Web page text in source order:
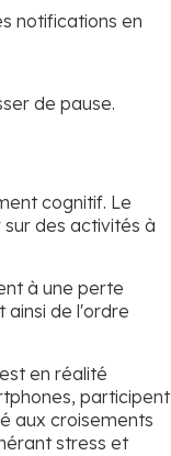
notifications en
de pause.
cognitif. Le
des activités à
à une perte
ainsi de l'ordre
en réalité
participent
aux croisements
stress et